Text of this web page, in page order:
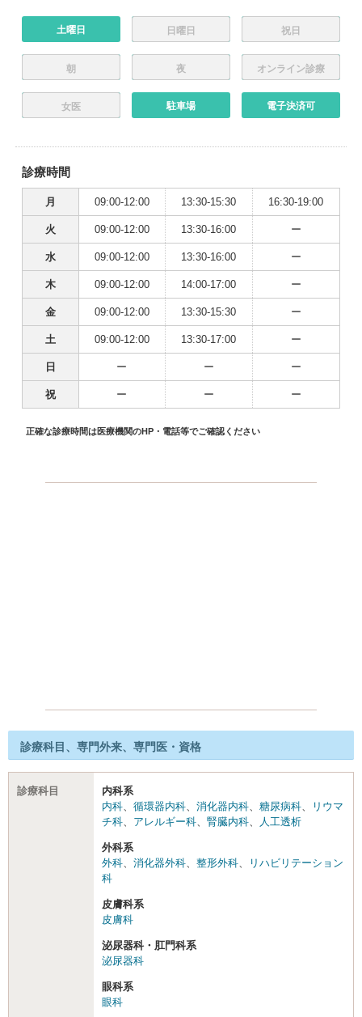
土曜日 日曜日 祝日
朝 夜 オンライン診療
女医 駐車場 電子決済可
診療時間
月 09:00-12:00 13:30-15:30 16:30-19:00
火 09:00-12:00 13:30-16:00 ー
水 09:00-12:00 13:30-16:00 ー
木 09:00-12:00 14:00-17:00 ー
金 09:00-12:00 13:30-15:30 ー
土 09:00-12:00 13:30-17:00 ー
日 ー ー ー
祝 ー ー ー
正確な診療時間は医療機関のHP・電話等でご確認ください
診療科目、専門外来、専門医・資格
診療科目
内科系
内科
循環器内科 消化器内科 糖尿病科
リウマ
チ科
アレルギー科 腎臓内科 人工透析
外科系
外科
消化器外科 整形外科
リハビリテーション
科
皮膚科系
皮膚科
泌尿器科・肛門科系
泌尿器科
眼科系
眼科